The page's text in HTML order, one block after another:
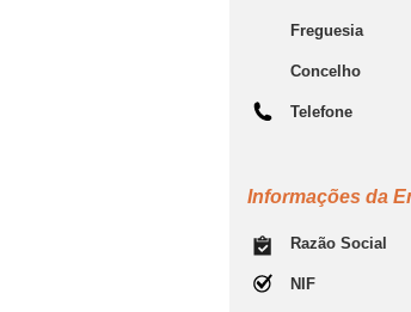
Freguesia
Concelho
Telefone
Informações da
Razão Social
NIF